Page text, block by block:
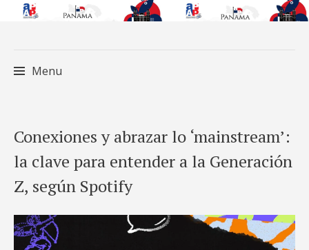
Menu
to
content
Conexiones y abrazar lo ‘mainstream’:
la clave para entender a la Generación
Z, según Spotify